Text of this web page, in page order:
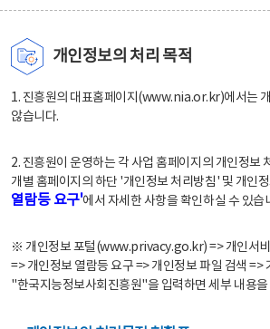
개인정보의 처리 목적
1. 진흥원의 대표홈페이지(www.nia.or.kr)에서는
않습니다.
2. 진흥원이 운영하는 각 사업 홈페이지의 개인정보
개별 홈페이지의 하단 '개인정보 처리방침' 및 개인
열람등 요구'에서 자세한 사항을 확인하실 수 있습
※ 개인정보 포털(www.privacy.go.kr) => 개인서
=> 개인정보 열람등 요구 => 개인정보 파일 검색 =>
"한국지능정보사회진흥원"을 입력하면 세부 내용을